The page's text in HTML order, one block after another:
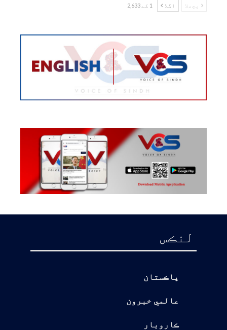
پچھلا اگلا 1 کے 2,633
لنڪس
پاڪستان
عالمي خبرون
ڪاروبار